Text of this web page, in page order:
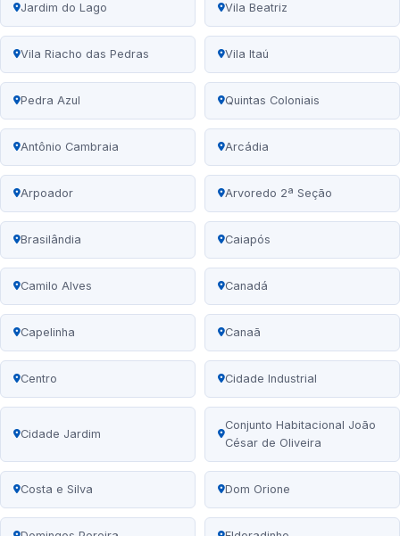
Jardim do Lago Vila Beatriz
Vila Riacho das Pedras Vila Itaú
Pedra Azul Quintas Coloniais
Antônio Cambraia Arcádia
Arpoador Arvoredo 2ª Seção
Brasilândia Caiapós
Camilo Alves Canadá
Capelinha Canaã
Centro Cidade Industrial
Cidade Jardim
Conjunto Habitacional João
César de Oliveira
Costa e Silva Dom Orione